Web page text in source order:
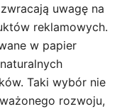
uwagę na
reklamowych.
w papier
Taki wybór nie
rozwoju,